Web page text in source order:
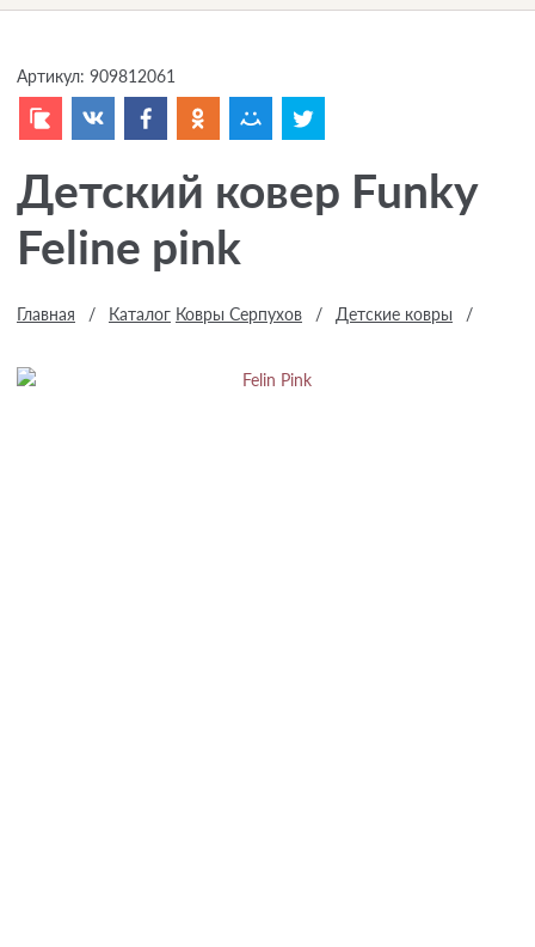
Артикул: 909812061
Детский ковер Funky
Feline pink
Главная / Каталог Ковры Серпухов / Детские ковры /